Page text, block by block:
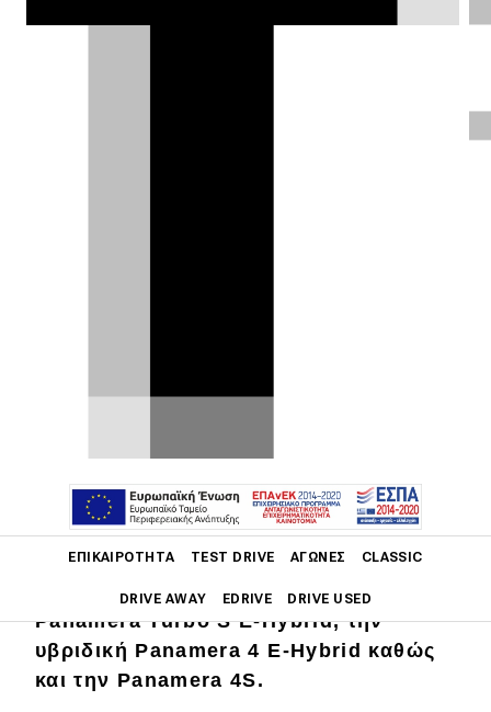
ΕΠΙΚΑΙΡΌΤΗΤΑ TEST DRIVE ΑΓΏΝΕΣ CLASSIC
DRIVE AWAY EDRIVE DRIVE USED
Main navigation
Επικαιρότητα
βελτιωμένη 4S.
δεύτερης γενιάςπαρουσιάστηκε τον
Αύγουστο, και σήμερα η Porsche
εμπλουτίζει τη γκάμα της με την
ισχυρότερη και ταχύτερη έκδοση
Panamera Turbo S E-Hybrid, την
υβριδική Panamera 4 E-Hybrid καθώς
και την Panamera 4S.